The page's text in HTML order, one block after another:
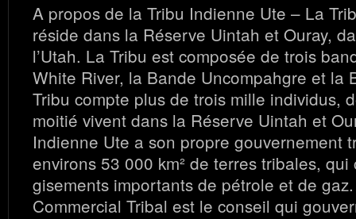
A propos de la Tribu Indienne Ute – La
réside dans la Réserve Uintah et Ouray,
l’Utah. La Tribu est composée de trois
White River, la Bande Uncompahgre et la
Tribu compte plus de trois mille individus,
moitié vivent dans la Réserve Uintah et
Indienne Ute a son propre gouvernement
environs 53 000 km² de terres tribales,
gisements importants de pétrole et de
Commercial Tribal est le conseil qui